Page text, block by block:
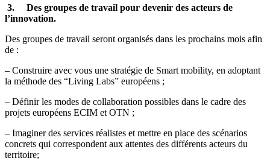
3. Des groupes de travail pour devenir des acteurs de
l’innovation.
Des groupes de travail seront organisés dans les prochains mois afin
de :
– Construire avec vous une stratégie de Smart mobility, en adoptant
la méthode des “Living Labs” européens ;
– Définir les modes de collaboration possibles dans le cadre des
projets européens ECIM et OTN ;
– Imaginer des services réalistes et mettre en place des scénarios
concrets qui correspondent aux attentes des différents acteurs du
territoire;